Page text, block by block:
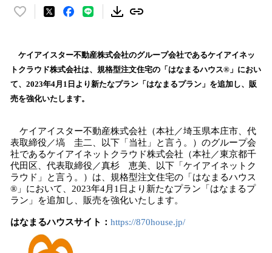
い
！
数
を
読
み
中
で
す
ケイアイスター不動産株式会社のグループ会社であるケイアイネッ
トクラウド株式会社は、規格型注文住宅の「はなまるハウス®」におい
て、2023年4月1日より新たなプラン「はなまるプラン」を追加し、販
売を強化いたします。
ケイアイスター不動産株式会社（本社／埼玉県本庄市、代
表取締役／塙 圭二、以下「当社」と言う。）のグループ会
社であるケイアイネットクラウド株式会社（本社／東京都千
代田区、代表取締役／真杉 恵美、以下「ケイアイネットク
ラウド」と言う。）は、規格型注文住宅の「はなまるハウス
®」において、2023年4月1日より新たなプラン「はなまるプ
ラン」を追加し、販売を強化いたします。
はなまるハウスサイト： https://870house.jp/